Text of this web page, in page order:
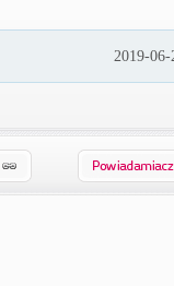
2019-06-